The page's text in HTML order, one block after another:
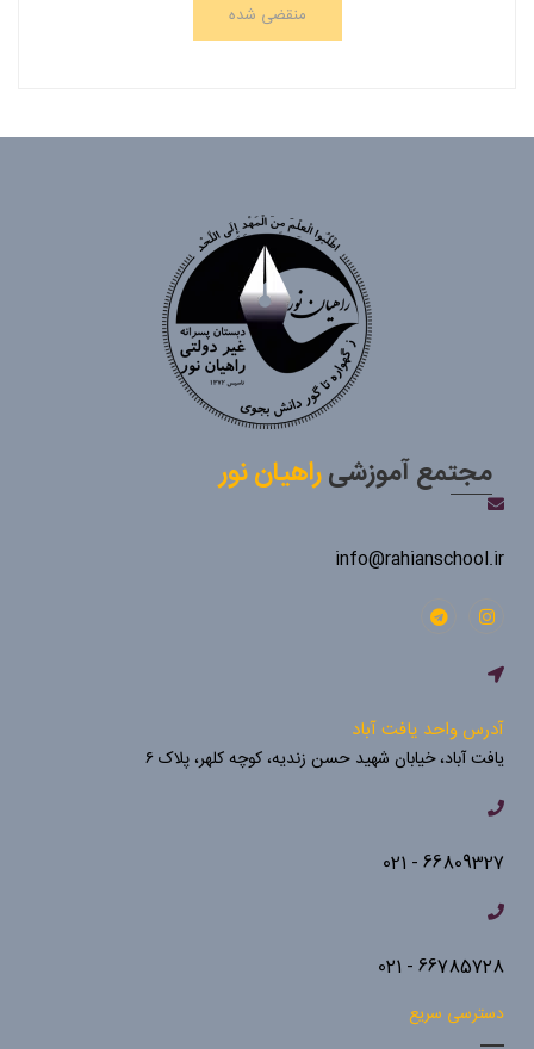
منقضی شده
مجتمع آموزشیراهیان نور
info@rahianschool.ir
آدرس واحد یافت آباد
یافت آباد، خیابان شهید حسن زندیه، کوچه کلهر، پلاک ۶
66809327 - 021
66785728 - 021
دسترسی سریع